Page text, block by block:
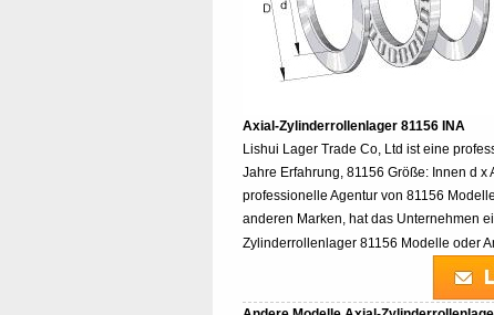
Axial-Zylinderrollenlager 81156 INA
Lishui Lager Trade Co, Ltd ist eine
Jahre Erfahrung, 81156 Größe: Innen d
professionelle Agentur von 81156
anderen Marken, hat das Unternehmen
Zylinderrollenlager 81156 Modelle oder